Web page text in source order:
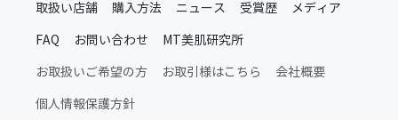
MTメタトロン新製品・限定品
施術後のスキンケア
ムーンアッププロダクト
取扱い店舗 購入方法 ニュース 受賞歴 メディア
FAQ お問い合わせ MT美肌研究所
お取扱いご希望の方 お取引様はこちら 会社概要
個人情報保護方針